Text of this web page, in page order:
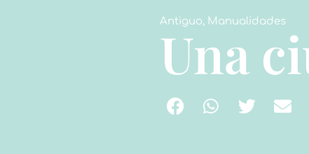
Antiguo, Manualidades
Una